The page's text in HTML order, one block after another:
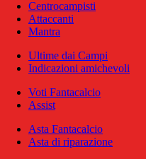
Centrocampisti
Attaccanti
Mantra
Ultime dai Campi
Indicazioni amichevoli
Voti Fantacalcio
Assist
Asta Fantacalcio
Asta di riparazione